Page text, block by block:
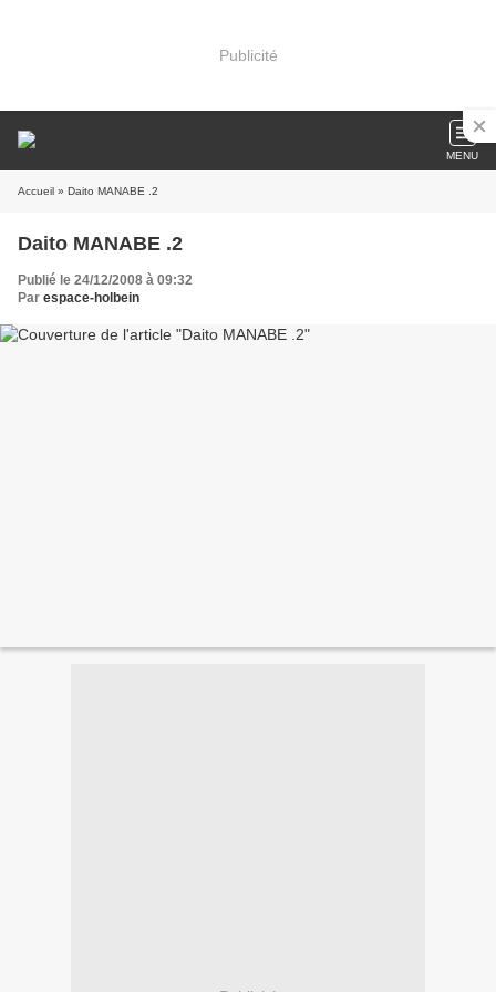
Publicité
MENU
Accueil » Daito MANABE .2
Daito MANABE .2
Publié le 24/12/2008 à 09:32
Par espace-holbein